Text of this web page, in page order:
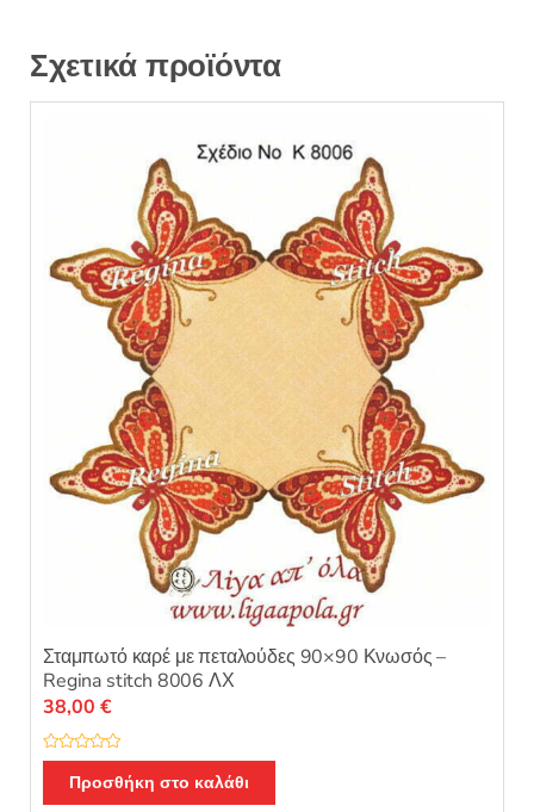
Οι
επιλογές
επιλεγούν
στη
σελίδα
του
προϊόντος
Σχετικά προϊόντα
Σταμπωτό καρέ με πεταλούδες 90×90 Κνωσός –
Regina stitch 8006 ΛΧ
Β
μ
38,00 €
Προσθήκη στο καλάθι